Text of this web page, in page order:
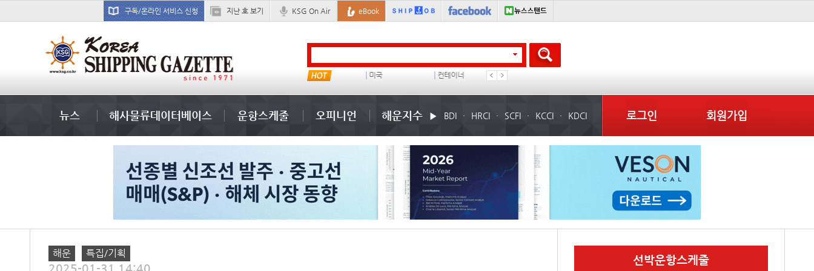
구독/온라인 서비스 신청 지난 호 보기 KSG On Air eBook
������ 왈레니우스 컨테이너 임대사 이환구
뉴스 해사물류데이터베이스 운항스케줄 오피니언 해운지수 BDI HRCI SCFI KCCI KDCI 로그인 회원가입
해운 특집/기획
2025-01-31 14:40
선박운항스케줄